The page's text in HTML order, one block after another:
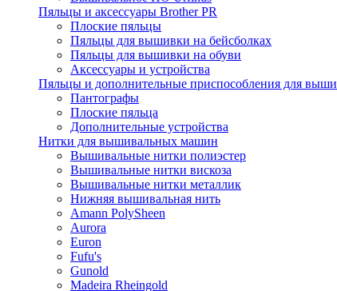
Пяльцы и аксессуары Brother PR
Плоские пяльцы
Пяльцы для вышивки на бейсболках
Пяльцы для вышивки на обуви
Аксессуары и устройства
Пяльцы и дополнительные приспособления для
Пантографы
Плоские пяльца
Дополнительные устройства
Нитки для вышивальных машин
Вышивальные нитки полиэстер
Вышивальные нитки вискоза
Вышивальные нитки металлик
Нижняя вышивальная нить
Amann PolySheen
Aurora
Euron
Fufu's
Gunold
Madeira Rheingold